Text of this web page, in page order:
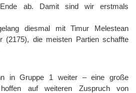
ab. Damit sind wir erstmals
diesmal mit Timur Melestean
(2175), die meisten Partien schaffte
in Gruppe 1 weiter – eine große
auf weiteren Zuspruch von